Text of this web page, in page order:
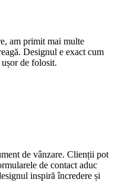
am primit mai multe
Designul e exact cum
de folosit.
de vânzare. Clienții pot
de contact aduc
inspiră încredere și